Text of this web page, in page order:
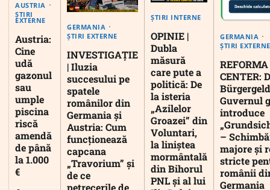
AUSTRIA
ȘTIRI
EXTERNE
Austria:
Cine
udă
gazonul
sau
umple
piscina
riscă
amendă
de până
la 1.000
€
GERMANIA
ȘTIRI EXTERNE
INVESTIGAȚIE
| Iluzia
succesului pe
spatele
românilor din
Germania și
Austria: Cum
funcționează
capcana
„Travorium” și
de ce
petrecerile de
ȘTIRI INTERNE
OPINIE |
Dubla
măsură
care pute a
politică: De
la isteria
„Azilelor
Groazei” din
Voluntari,
la liniștea
mormântală
din Bihorul
PNL și al lui
GERMANIA
ȘTIRI EXTERNE
CENTER:
Guvernul
introduce
–
majore și
stricte
românii
Germania